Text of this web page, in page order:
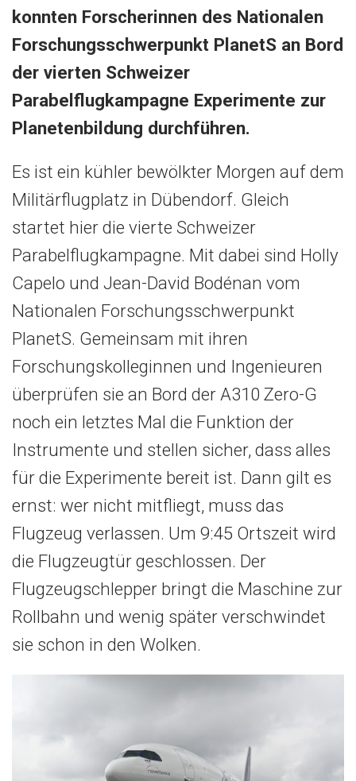
konnten Forscherinnen des Nationalen
Forschungsschwerpunkt PlanetS an Bord
der vierten Schweizer
Parabelflugkampagne Experimente zur
Planetenbildung durchführen.
Es ist ein kühler bewölkter Morgen auf dem
Militärflugplatz in Dübendorf. Gleich
startet hier die vierte Schweizer
Parabelflugkampagne. Mit dabei sind Holly
Capelo und Jean-David Bodénan vom
Nationalen Forschungsschwerpunkt
PlanetS. Gemeinsam mit ihren
Forschungskolleginnen und Ingenieuren
überprüfen sie an Bord der A310 Zero-G
noch ein letztes Mal die Funktion der
Instrumente und stellen sicher, dass alles
für die Experimente bereit ist. Dann gilt es
ernst: wer nicht mitfliegt, muss das
Flugzeug verlassen. Um 9:45 Ortszeit wird
die Flugzeugtür geschlossen. Der
Flugzeugschlepper bringt die Maschine zur
Rollbahn und wenig später verschwindet
sie schon in den Wolken.